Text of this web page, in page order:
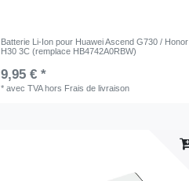
Batterie Li-Ion pour Huawei Ascend G730 / Honor
H30 3C (remplace HB4742A0RBW)
9,95 € *
*avec TVAhors Frais de livraison